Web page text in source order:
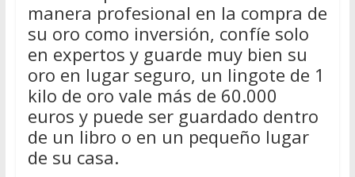
manera profesional en la compra de
su oro como inversión, confíe solo
en expertos y guarde muy bien su
oro en lugar seguro, un lingote de 1
kilo de oro vale más de 60.000
euros y puede ser guardado dentro
de un libro o en un pequeño lugar
de su casa.